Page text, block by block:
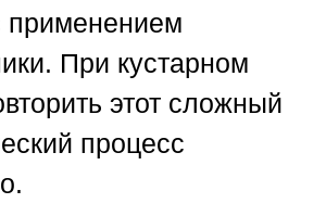
применением
При кустарном
этот сложный
процесс